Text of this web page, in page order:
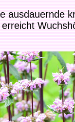
ausdauernde